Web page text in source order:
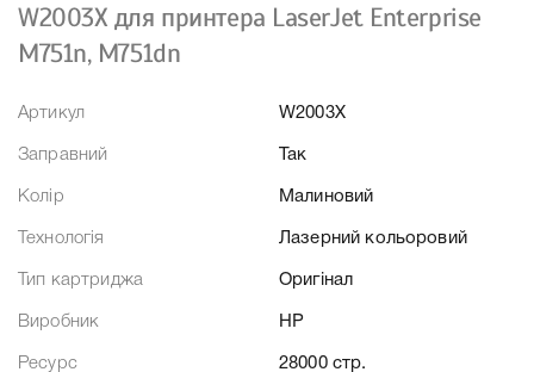
W2003X для принтера LaserJet Enterprise
M751n, M751dn
Артикул W2003X
Заправний Так
Колір Малиновий
Технологія Лазерний кольоровий
Тип картриджа Оригінал
Виробник HP
Ресурс 28000 стр.